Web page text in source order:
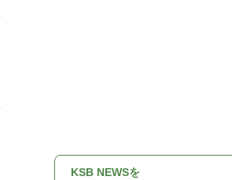
KSB NEWSを